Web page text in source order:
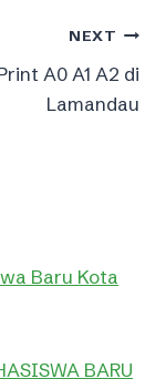
NEXT
A0 A1 A2 di
Lamandau
Baru Kota
BARU